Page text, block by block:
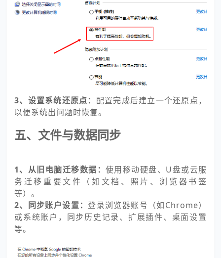
3、设置系统还原点： 配置完成后建立一个还原点，
以便系统出问题时恢复。
五、文件与数据同步
1、从旧电脑迁移数据： 使用移动硬盘、U盘或云服
务迁移重要文件（如文档、照片、浏览器书签
等）。
2、同步账户设置：登录浏览器账号（如Chrome）
或系统账户，同步历史记录、扩展插件、桌面设置
等。